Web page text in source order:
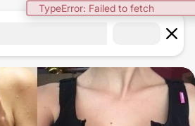
TypeError: Failed to fetch